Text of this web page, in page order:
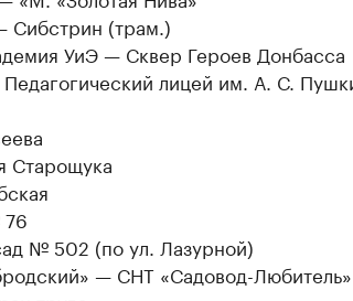
Сибстрин (трам.)
УиЭ — Сквер Героев Донбасса
лицей им. А. С.
Старощука
№ 502 (по ул. Лазурной)
— СНТ «Садовод-Любитель»